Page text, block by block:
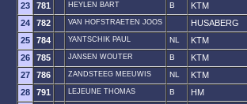
23 781 HEYLEN BART B KTM
24 782 VAN HOFSTRAETEN JOOS HUSABERG
25 784 YANTSCHIK PAUL NL KTM
26 785 JANSEN WOUTER B KTM
27 786 ZANDSTEEG MEEUWIS NL KTM
28 791 LEJEUNE THOMAS B HM